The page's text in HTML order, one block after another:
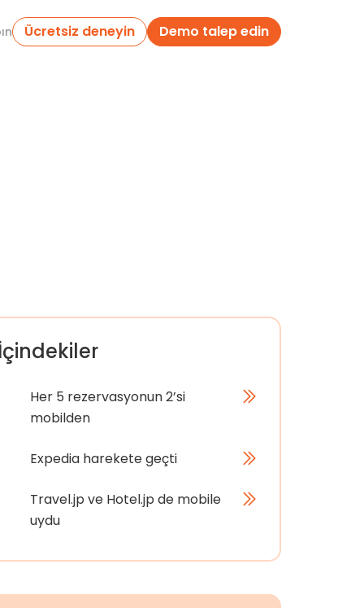
Ücretsiz deneyin Demo talep edin
Her 5 rezervasyonun 2’si
mobilden
Expedia harekete geçti
Travel.jp ve Hotel.jp de mobile
uydu